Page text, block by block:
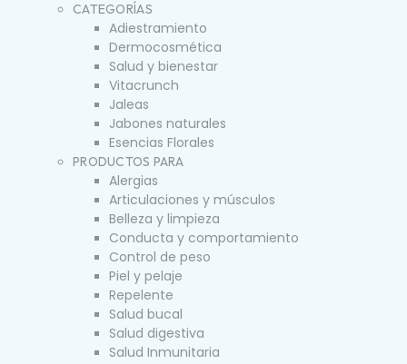
CATEGORÍAS
Adiestramiento
Dermocosmética
Salud y bienestar
Vitacrunch
Jaleas
Jabones naturales
Esencias Florales
PRODUCTOS PARA
Alergias
Articulaciones y músculos
Belleza y limpieza
Conducta y comportamiento
Control de peso
Piel y pelaje
Repelente
Salud bucal
Salud digestiva
Salud Inmunitaria